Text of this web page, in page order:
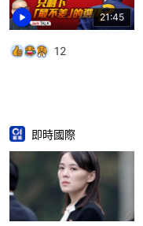
21:45
12
即時國際